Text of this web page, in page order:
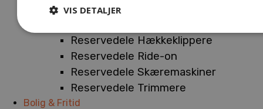
Reservedele Plæneklippere
Reservedele Hækkeklippere
Reservedele Ride-on
Reservedele Skæremaskiner
Reservedele Trimmere
Bolig & Fritid
VIS DETALJER